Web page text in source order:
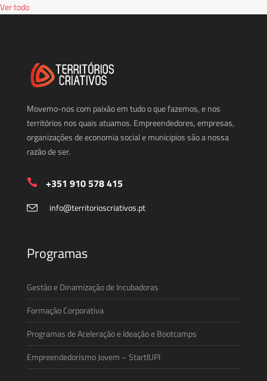
Ver todo
Movemo-nos com paixão em tudo o que fazemos, e nos
territórios nos quais atuamos. Empreendedores, empresas,
organizações de economia social e municipios são a nossa
razão de ser.
+351 910 578 415
info@territorioscriativos.pt
Programas
Gestão e Dinamização de Incubadoras
Formação Corporativa
Programas de Aceleração e Ideação e Bootcamps
Empreendedorismo Jovem – StartIUPI